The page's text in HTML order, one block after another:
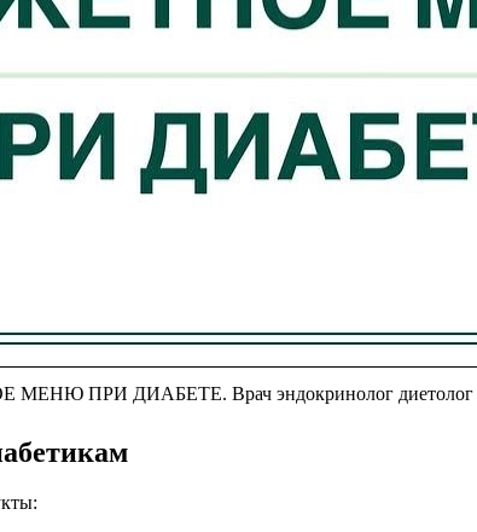
ПРИ ДИАБЕТЕ. Врач эндокринолог диетолог